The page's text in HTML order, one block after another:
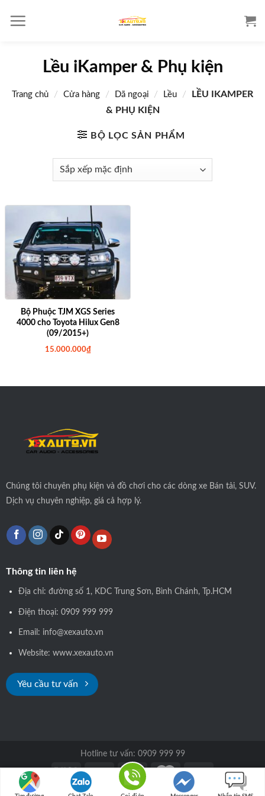
Lều iKamper & Phụ kiện
Trang chủ / Cửa hàng / Dã ngoại / Lều /
LỀU IKAMPER
& PHỤ KIỆN
BỘ LỌC SẢN PHẨM
Bộ Phuộc TJM XGS Series
4000 cho Toyota Hilux Gen8
(09/2015+)
15.000.000₫
Chúng tôichuyên phụ kiện và đồ chơi cho các dòng xe Bán tải, SUV.
Dịch vụ chuyên nghiệp, giá cả hợp lý.
Thông tin liên hệ
Địa chỉ: đường số 1, KDC Trung Sơn, Bình Chánh, Tp.HCM
Điện thoại: 0909 999 999
Email: info@xexauto.vn
Website: www.xexauto.vn
Yêu cầu tư vấn
Hotline tư vấn: 0909 999 99
Copyright 2026 © xexauto.vn